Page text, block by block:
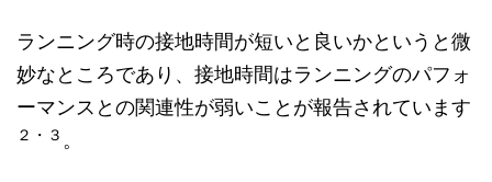
ランニング時の接地時間が短いと良いかというと微
妙なところであり、接地時間はランニングのパフォ
ーマンスとの関連性が弱いことが報告されています
２・３ 。